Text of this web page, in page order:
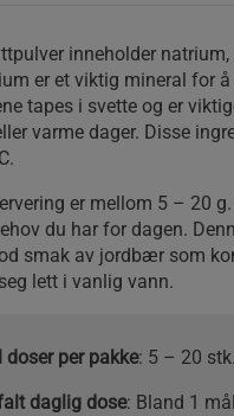
inneholder
er et viktig mineral for
tapes i svette og er
varme dager. Disse
er mellom 5 – 20
du har for dagen.
smak av jordbær som
lett i vanlig vann.
doser per pakke: 5 – 20 stk.
daglig dose: Bland 1